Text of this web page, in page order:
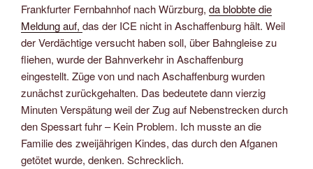
Frankfurter Fernbahnhof nach Würzburg, da blobbte die
Meldung auf, das der ICE nicht in Aschaffenburg hält. Weil
der Verdächtige versucht haben soll, über Bahngleise zu
fliehen, wurde der Bahnverkehr in Aschaffenburg
eingestellt. Züge von und nach Aschaffenburg wurden
zunächst zurückgehalten. Das bedeutete dann vierzig
Minuten Verspätung weil der Zug auf Nebenstrecken durch
den Spessart fuhr – Kein Problem. Ich musste an die
Familie des zweijährigen Kindes, das durch den Afganen
getötet wurde, denken. Schrecklich.